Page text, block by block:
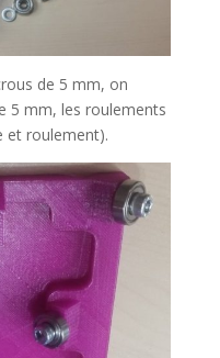
de 5 mm, on
5 mm, les roulements
et roulement).